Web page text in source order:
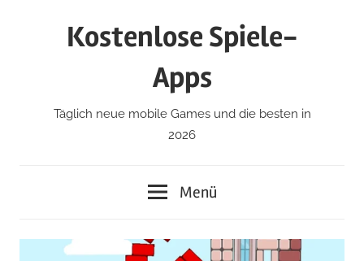
Kostenlose Spiele-
Apps
Täglich neue mobile Games und die besten in
2026
Menü